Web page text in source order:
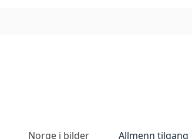
Norge i bilder Allmenn tilgang